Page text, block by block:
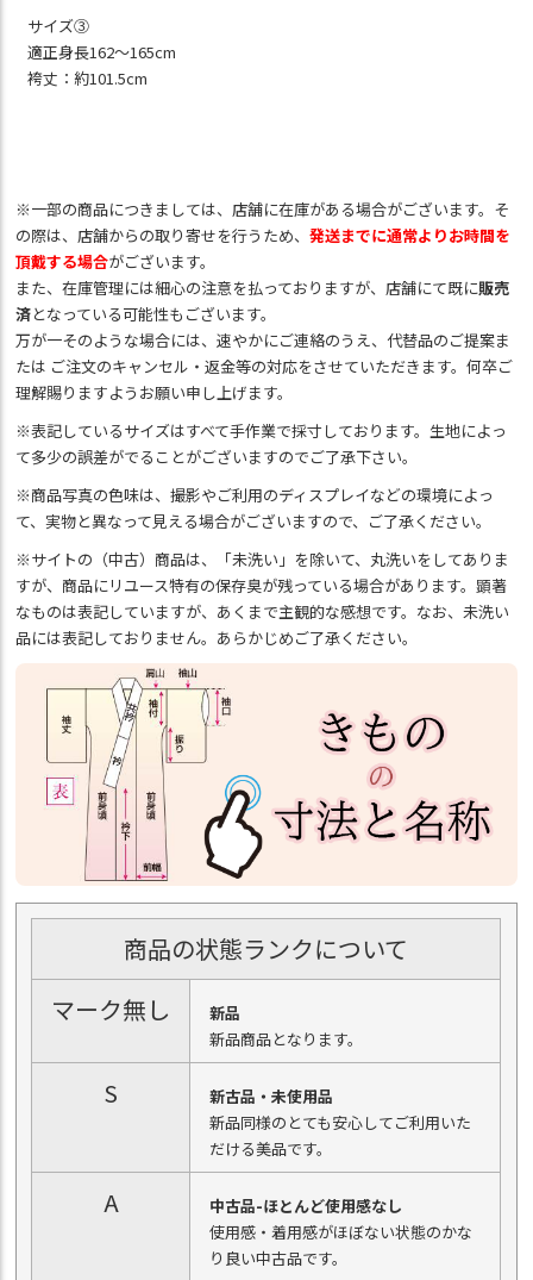
サイズ③
適正身長162～165cm
袴丈：約101.5cm
※一部の商品につきましては、店舗に在庫がある場合がございます。そ
の際は、店舗からの取り寄せを行うため、発送までに通常よりお時間を
頂戴する場合がございます。
また、在庫管理には細心の注意を払っておりますが、店舗にて既に販売
済となっている可能性もございます。
万が一そのような場合には、速やかにご連絡のうえ、代替品のご提案ま
たは ご注文のキャンセル・返金等の対応をさせていただきます。何卒ご
理解賜りますようお願い申し上げます。
※表記しているサイズはすべて手作業で採寸しております。生地によっ
て多少の誤差がでることがございますのでご了承下さい。
※商品写真の色味は、撮影やご利用のディスプレイなどの環境によっ
て、実物と異なって見える場合がございますので、ご了承ください。
※サイトの（中古）商品は、「未洗い」を除いて、丸洗いをしてありま
すが、商品にリユース特有の保存臭が残っている場合があります。顕著
なものは表記していますが、あくまで主観的な感想です。なお、未洗い
品には表記しておりません。あらかじめご了承ください。
商品の状態ランクについて
マーク無し
新品
新品商品となります。
S
新古品・未使用品
新品同様のとても安心してご利用いた
だける美品です。
A
中古品-ほとんど使用感なし
使用感・着用感がほぼない状態のかな
り良い中古品です。